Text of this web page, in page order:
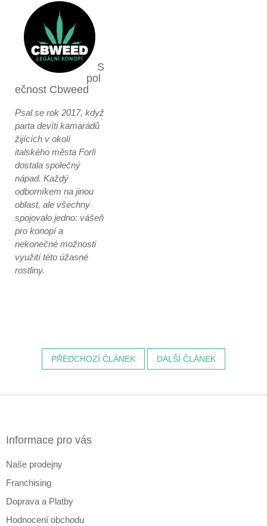
S
pol
ečnost Cbweed
Psal se rok 2017, když
parta devíti kamarádů
žijících v okolí
italského města Forlì
dostala společný
nápad. Každý
odborníkem na jinou
oblast, ale všechny
spojovalo jedno: vášeň
pro konopí a
nekonečné možnosti
využití této úžasné
rostliny.
PŘEDCHOZÍ ČLÁNEK DALŠÍ ČLÁNEK
Informace pro vás
Naše prodejny
Franchising
Doprava a Platby
Hodnocení obchodu